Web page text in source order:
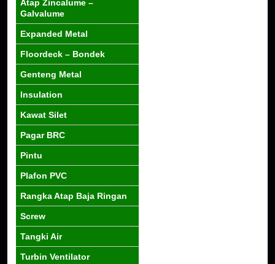
Atap Zincalume –
Galvalume
Expanded Metal
Floordeck – Bondek
Genteng Metal
Insulation
Kawat Silet
Pagar BRC
Pintu
Plafon PVC
Rangka Atap Baja Ringan
Screw
Tangki Air
Turbin Ventilator